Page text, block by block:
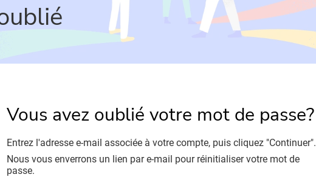
Vous avez oublié votre mot de passe?
Entrez l'adresse e-mail associée à votre compte, puis cliquez "Continuer".
Nous vous enverrons un lien par e-mail pour réinitialiser votre mot de
passe.